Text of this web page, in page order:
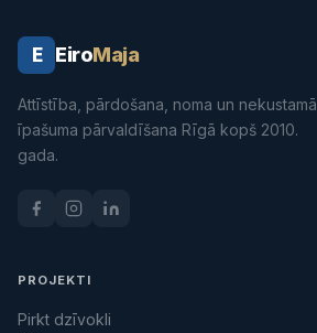
E EiroMaja
Attīstība, pārdošana, noma un nekustamā
īpašuma pārvaldīšana Rīgā kopš 2010.
gada.
PROJEKTI
Pirkt dzīvokli